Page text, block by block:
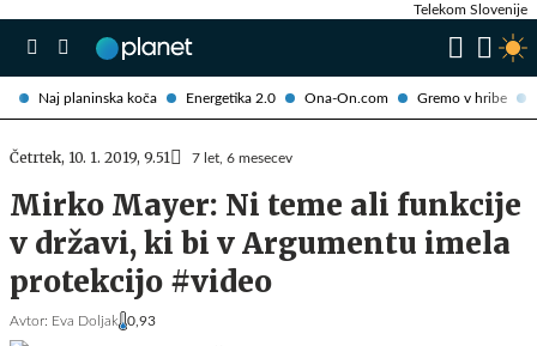
Naj planinska koča Energetika 2.0 Ona-On.com Gremo v hribe
Telekom Slovenije
Četrtek, 10. 1. 2019, 9.51 7 let, 6 mesecev
Mirko Mayer: Ni teme ali funkcije
v državi, ki bi v Argumentu imela
protekcijo #video
Avtor: Eva Doljak 0,93